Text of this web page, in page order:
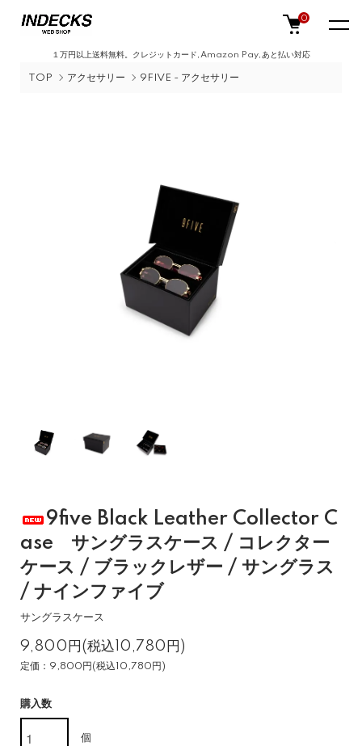
１万円以上送料無料。クレジットカード,Amazon Pay,あと払い対応
0
TOP アクセサリー 9FIVE - アクセサリー
9five Black Leather Collector C
ase サングラスケース / コレクター
ケース / ブラックレザー / サングラス
/ ナインファイブ
サングラスケース
9,800円(税込10,780円)
定価：9,800円(税込10,780円)
購入数
個